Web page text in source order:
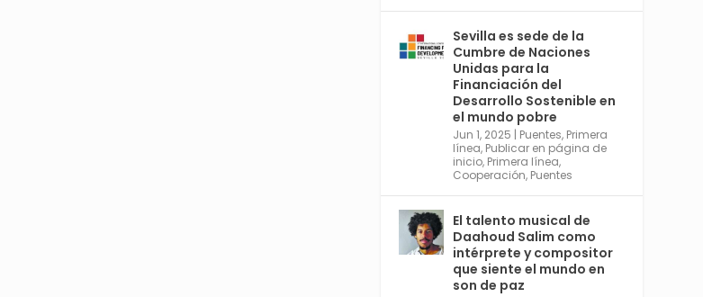
Avata
r
Sevilla World
@worldsevilla · 1 Sep 2024
La temporada de congresos
científicos comienza en
Sevilla este lunes 2 con la
Conferencia Internacional
sobre Catálisis, y con el
Congreso de Parasitología.
Del día 3 al 6, Congreso de
Metodología de Ciencias
Sociales y la Salud; y los días
5 y 6 Jornadas de Economía
Industrial.
4
1
Sevilla es sede de la
Cumbre de Naciones
Unidas para la
Financiación del
Desarrollo Sostenible en
el mundo pobre
Jun 1, 2025 | Puentes, Primera
línea, Publicar en página de
inicio, Primera línea,
Cooperación, Puentes
El talento musical de
Daahoud Salim como
intérprete y compositor
que siente el mundo en
son de paz